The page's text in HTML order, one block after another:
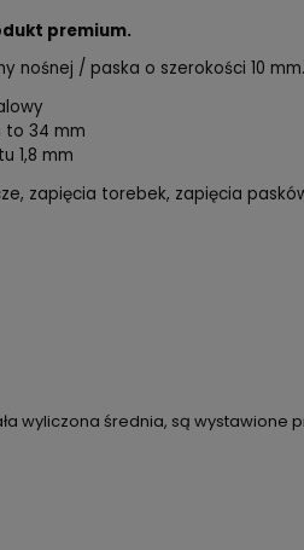
premium.
nośnej / paska o szerokości 10 mm.
to 34 mm
1,8 mm
zapięcia torebek, zapięcia
wyliczona średnia, są